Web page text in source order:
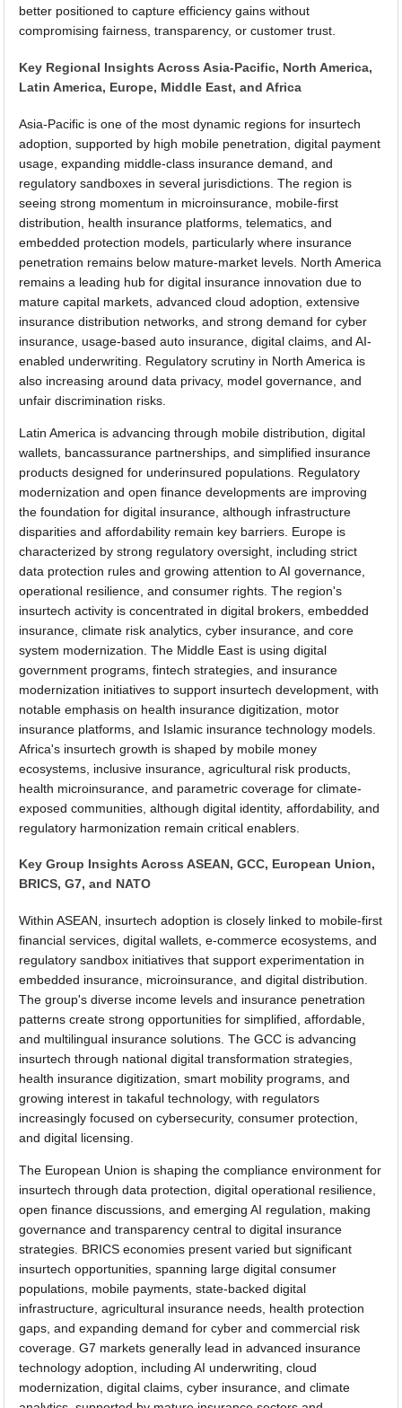
better positioned to capture efficiency gains without
compromising fairness, transparency, or customer trust.
Key Regional Insights Across Asia-Pacific, North America,
Latin America, Europe, Middle East, and Africa
Asia-Pacific is one of the most dynamic regions for insurtech
adoption, supported by high mobile penetration, digital payment
usage, expanding middle-class insurance demand, and
regulatory sandboxes in several jurisdictions. The region is
seeing strong momentum in microinsurance, mobile-first
distribution, health insurance platforms, telematics, and
embedded protection models, particularly where insurance
penetration remains below mature-market levels. North America
remains a leading hub for digital insurance innovation due to
mature capital markets, advanced cloud adoption, extensive
insurance distribution networks, and strong demand for cyber
insurance, usage-based auto insurance, digital claims, and AI-
enabled underwriting. Regulatory scrutiny in North America is
also increasing around data privacy, model governance, and
unfair discrimination risks.
Latin America is advancing through mobile distribution, digital
wallets, bancassurance partnerships, and simplified insurance
products designed for underinsured populations. Regulatory
modernization and open finance developments are improving
the foundation for digital insurance, although infrastructure
disparities and affordability remain key barriers. Europe is
characterized by strong regulatory oversight, including strict
data protection rules and growing attention to AI governance,
operational resilience, and consumer rights. The region's
insurtech activity is concentrated in digital brokers, embedded
insurance, climate risk analytics, cyber insurance, and core
system modernization. The Middle East is using digital
government programs, fintech strategies, and insurance
modernization initiatives to support insurtech development, with
notable emphasis on health insurance digitization, motor
insurance platforms, and Islamic insurance technology models.
Africa's insurtech growth is shaped by mobile money
ecosystems, inclusive insurance, agricultural risk products,
health microinsurance, and parametric coverage for climate-
exposed communities, although digital identity, affordability, and
regulatory harmonization remain critical enablers.
Key Group Insights Across ASEAN, GCC, European Union,
BRICS, G7, and NATO
Within ASEAN, insurtech adoption is closely linked to mobile-first
financial services, digital wallets, e-commerce ecosystems, and
regulatory sandbox initiatives that support experimentation in
embedded insurance, microinsurance, and digital distribution.
The group's diverse income levels and insurance penetration
patterns create strong opportunities for simplified, affordable,
and multilingual insurance solutions. The GCC is advancing
insurtech through national digital transformation strategies,
health insurance digitization, smart mobility programs, and
growing interest in takaful technology, with regulators
increasingly focused on cybersecurity, consumer protection,
and digital licensing.
The European Union is shaping the compliance environment for
insurtech through data protection, digital operational resilience,
open finance discussions, and emerging AI regulation, making
governance and transparency central to digital insurance
strategies. BRICS economies present varied but significant
insurtech opportunities, spanning large digital consumer
populations, mobile payments, state-backed digital
infrastructure, agricultural insurance needs, health protection
gaps, and expanding demand for cyber and commercial risk
coverage. G7 markets generally lead in advanced insurance
technology adoption, including AI underwriting, cloud
modernization, digital claims, cyber insurance, and climate